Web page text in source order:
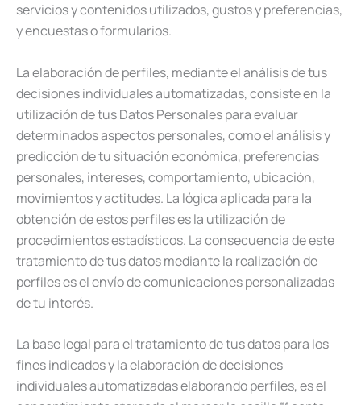
servicios y contenidos utilizados, gustos y preferencias,
y encuestas o formularios.
La elaboración de perfiles, mediante el análisis de tus
decisiones individuales automatizadas, consiste en la
utilización de tus Datos Personales para evaluar
determinados aspectos personales, como el análisis y
predicción de tu situación económica, preferencias
personales, intereses, comportamiento, ubicación,
movimientos y actitudes. La lógica aplicada para la
obtención de estos perfiles es la utilización de
procedimientos estadísticos. La consecuencia de este
tratamiento de tus datos mediante la realización de
perfiles es el envío de comunicaciones personalizadas
de tu interés.
La base legal para el tratamiento de tus datos para los
fines indicados y la elaboración de decisiones
individuales automatizadas elaborando perfiles, es el